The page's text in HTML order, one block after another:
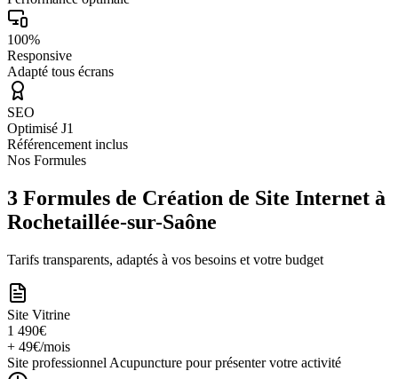
100%
Responsive
Adapté tous écrans
SEO
Optimisé J1
Référencement inclus
Nos Formules
3 Formules de Création de Site Internet à
Rochetaillée-sur-Saône
Tarifs transparents, adaptés à vos besoins et votre budget
Site Vitrine
1 490€
+ 49€/mois
Site professionnel Acupuncture pour présenter votre activité